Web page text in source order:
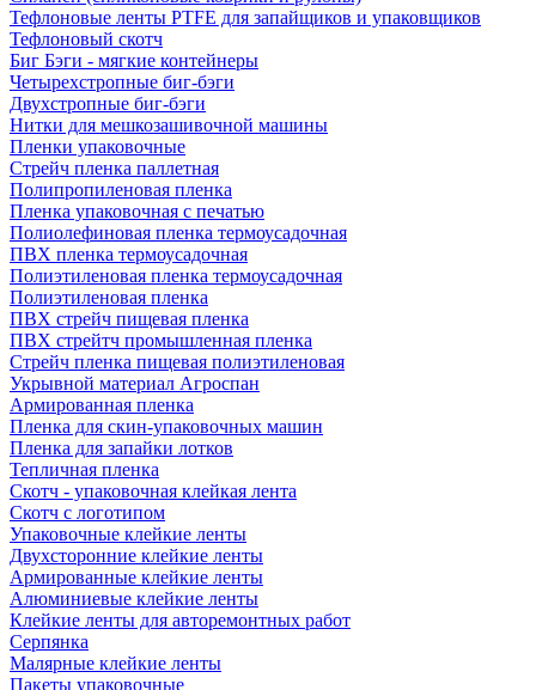
Тефлоновые ленты PTFE для запайщиков и упаковщиков
Тефлоновый скотч
Биг Бэги - мягкие контейнеры
Четырехстропные биг-бэги
Двухстропные биг-бэги
Нитки для мешкозашивочной машины
Пленки упаковочные
Стрейч пленка паллетная
Полипропиленовая пленка
Пленка упаковочная с печатью
Полиолефиновая пленка термоусадочная
ПВХ пленка термоусадочная
Полиэтиленовая пленка термоусадочная
Полиэтиленовая пленка
ПВХ стрейч пищевая пленка
ПВХ стрейтч промышленная пленка
Стрейч пленка пищевая полиэтиленовая
Укрывной материал Агроспан
Армированная пленка
Пленка для скин-упаковочных машин
Пленка для запайки лотков
Тепличная пленка
Скотч - упаковочная клейкая лента
Скотч с логотипом
Упаковочные клейкие ленты
Двухсторонние клейкие ленты
Армированные клейкие ленты
Алюминиевые клейкие ленты
Клейкие ленты для авторемонтных работ
Серпянка
Малярные клейкие ленты
Пакеты упаковочные